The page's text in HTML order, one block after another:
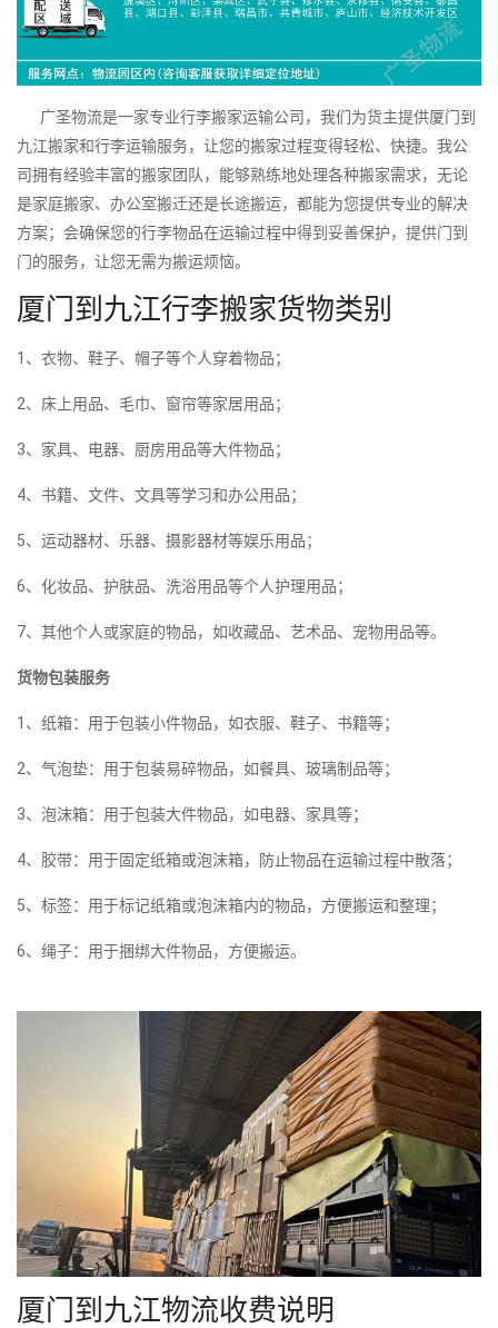
广圣物流是一家专业行李搬家运输公司，我们为货主提供厦门到
九江搬家和行李运输服务，让您的搬家过程变得轻松、快捷。我公
司拥有经验丰富的搬家团队，能够熟练地处理各种搬家需求，无论
是家庭搬家、办公室搬迁还是长途搬运，都能为您提供专业的解决
方案；会确保您的行李物品在运输过程中得到妥善保护，提供门到
门的服务，让您无需为搬运烦恼。
厦门到九江行李搬家货物类别
1、衣物、鞋子、帽子等个人穿着物品；
2、床上用品、毛巾、窗帘等家居用品；
3、家具、电器、厨房用品等大件物品；
4、书籍、文件、文具等学习和办公用品；
5、运动器材、乐器、摄影器材等娱乐用品；
6、化妆品、护肤品、洗浴用品等个人护理用品；
7、其他个人或家庭的物品，如收藏品、艺术品、宠物用品等。
货物包装服务
1、纸箱：用于包装小件物品，如衣服、鞋子、书籍等；
2、气泡垫：用于包装易碎物品，如餐具、玻璃制品等；
3、泡沫箱：用于包装大件物品，如电器、家具等；
4、胶带：用于固定纸箱或泡沫箱，防止物品在运输过程中散落；
5、标签：用于标记纸箱或泡沫箱内的物品，方便搬运和整理；
6、绳子：用于捆绑大件物品，方便搬运。
厦门到九江物流收费说明